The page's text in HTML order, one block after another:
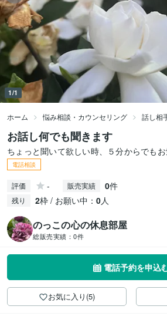
1/1
ホーム 悩み相談・カウンセリング 話し相
お話し何でも聞きます
ちょっと聞いて欲しい時、５分からでも
電話相談
評価 - 販売実績 0件
残り 2枠 / お願い中： 0人
のっこの心の休息部屋
総販売実績： 0件
電話予約を申込
お気に入り(5)